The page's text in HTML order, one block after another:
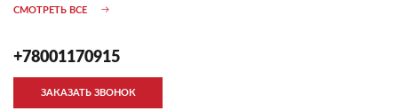
СМОТРЕТЬ ВСЕ
+78001170915
ЗАКАЗАТЬ ЗВОНОК